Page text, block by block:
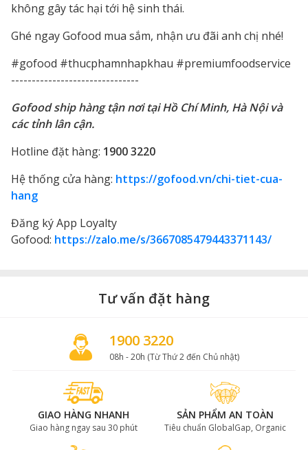
không gây tác hại tới hệ sinh thái.
Ghé ngay Gofood mua sắm, nhận ưu đãi anh chị nhé!
#gofood #thucphamnhapkhau #premiumfoodservice
-------------------------------
Gofood ship hàng tận nơi tại Hồ Chí Minh, Hà Nội và
các tỉnh lân cận.
Hotline đặt hàng: 1900 3220
Hệ thống cửa hàng: https://gofood.vn/chi-tiet-cua-
hang
Đăng ký App Loyalty
Gofood: https://zalo.me/s/3667085479443371143/
Tư vấn đặt hàng
1900 3220
08h - 20h (Từ Thứ 2 đến Chủ nhật)
GIAO HÀNG NHANH
Giao hàng ngay sau 30 phút
SẢN PHẨM AN TOÀN
Tiêu chuẩn GlobalGap, Organic